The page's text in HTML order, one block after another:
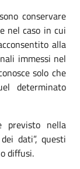
conservare
nel caso in cui
alla
immessi nel
solo che
determinato
previsto nella
dati”, questi
diffusi.